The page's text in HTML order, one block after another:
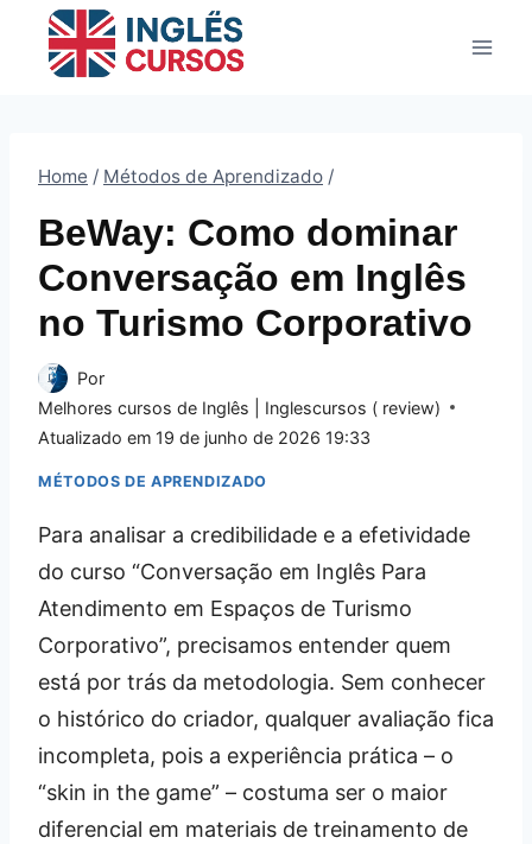
Home / Métodos de Aprendizado /
BeWay: Como dominar
Conversação em Inglês
no Turismo Corporativo
Por
Melhores cursos de Inglês | Inglescursos ( review)
Atualizado em 19 de junho de 2026 19:33
MÉTODOS DE APRENDIZADO
Para analisar a credibilidade e a efetividade
do curso “Conversação em Inglês Para
Atendimento em Espaços de Turismo
Corporativo”, precisamos entender quem
está por trás da metodologia. Sem conhecer
o histórico do criador, qualquer avaliação fica
incompleta, pois a experiência prática – o
“skin in the game” – costuma ser o maior
diferencial em materiais de treinamento de